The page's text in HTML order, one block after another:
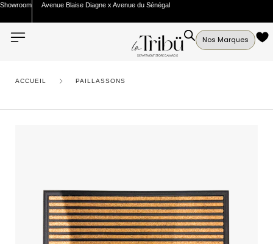
Showroom Avenue Blaise Diagne x Avenue du Sénégal
Nos Marques
ACCUEIL PAILLASSONS